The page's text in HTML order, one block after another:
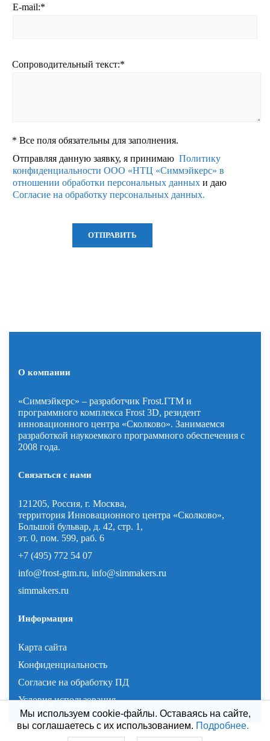
E-mail:*
Сопроводительный текст:*
* Все поля обязательны для заполнения.
Отправляя данную заявку, я принимаю Политику
конфиденциальности ООО «НТЦ «Симмэйкерс» в
отношении обработки персональных данных и даю
Согласие на обработку персональных данных.
О компании
«Симмэйкерс» – разработчик Frost.ГТМ и
программного комплекса Frost 3D, резидент
инновационного центра «Сколково». Занимаемся
разработкой наукоемкого программного обеспечения с
2008 года.
Связаться с нами
121205, Россия, г. Москва,
территория Инновационного центра «Сколково»,
Большой бульвар, д. 42, стр. 1,
эт. 0, пом. 599, раб. 6
+7 (495) 772 54 07
info@frost-gtm.ru, info@simmakers.ru
simmakers.ru
Информация
Карта сайта
Конфиденциальность
Согласие на обработку ПД
Условия использования
Мы используем cookie-файлы. Оставаясь на сайте,
вы соглашаетесь с их использованием. Подробнее.